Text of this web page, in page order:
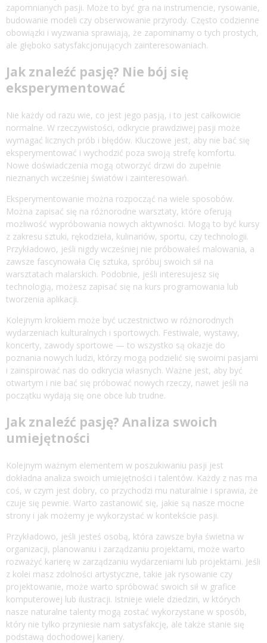
zapomnianych pasji. Może to być gra na instrumencie, rysowanie,
budowanie modeli czy obserwowanie przyrody. Często codzienne
obowiązki i wyzwania sprawiają, że zapominamy o tych prostych,
ale głęboko satysfakcjonujących zainteresowaniach.
Jak znaleźć pasję? Nie bój się
eksperymentować
Nie każdy od razu wie, co jest jego pasją, i to jest całkowicie
normalne. W rzeczywistości, odkrycie prawdziwej pasji może
wymagać licznych prób i błędów. Kluczowe jest, aby nie bać się
eksperymentować i wychodzić poza swoją strefę komfortu.
Nowe doświadczenia mogą otworzyć drzwi do zupełnie
nieznanych wcześniej światów i zainteresowań.
Eksperymentowanie można rozpocząć na wiele sposobów.
Można zapisać się na różnorodne warsztaty, które oferują
możliwość wypróbowania nowych aktywności. Mogą to być kursy
z zakresu sztuki, rękodzieła, kulinariów, sportu, czy technologii.
Przykładowo, jeśli nigdy wcześniej nie próbowałeś malowania, a
zawsze fascynowała Cię sztuka, spróbuj swoich sił na
warsztatach malarskich. Podobnie, jeśli interesujesz się
technologią, możesz zapisać się na kurs programowania lub
tworzenia aplikacji.
Kolejnym krokiem może być uczestnictwo w różnorodnych
wydarzeniach kulturalnych i sportowych. Festiwale, wystawy,
koncerty, zawody sportowe — to wszystko są okazje do
poznania nowych ludzi, którzy mogą podzielić się swoimi pasjami
i zainspirować nas do odkrycia własnych. Ważne jest, aby być
otwartym i nie bać się próbować nowych rzeczy, nawet jeśli na
początku wydają się one obce lub trudne.
Jak znaleźć pasję? Analiza swoich
umiejętności
Kolejnym ważnym elementem w poszukiwaniu pasji jest
dokładna analiza swoich umiejętności i talentów. Każdy z nas ma
coś, w czym jest dobry, co przychodzi mu naturalnie i sprawia, że
czuje się pewnie. Warto zastanowić się, jakie są nasze mocne
strony i jak możemy je wykorzystać w kontekście pasji.
Przykładowo, jeśli jesteś osobą, która zawsze była świetna w
organizacji, planowaniu i zarządzaniu projektami, może warto
rozważyć karierę w zarządzaniu wydarzeniami lub projektami. Jeśli
z kolei masz zdolności artystyczne, takie jak rysowanie czy
projektowanie, może warto spróbować swoich sił w grafice
komputerowej lub ilustracji. Istnieje wiele dziedzin, w których
nasze naturalne talenty mogą zostać wykorzystane w sposób,
który nie tylko przyniesie nam satysfakcję, ale także stanie się
podstawą dochodowej kariery.